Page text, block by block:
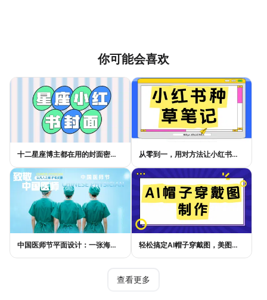
你可能会喜欢
十二星座博主都在用的封面密码，星座小红书封面标题这样写才吸睛 从零到一，用对方法让小红书种草笔记的流量自己找上门
中国医师节平面设计：一张海报如何讲好白衣故事 轻松搞定AI帽子穿戴图，美图设计室电商主图教程
查看更多